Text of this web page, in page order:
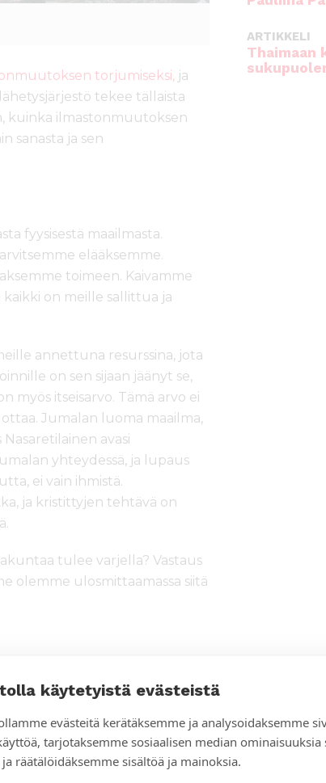
käytetyistä evästeistä
evästeitä kerätäksemme ja analysoidaksemme
tarjotaksemme sosiaalisen median ominaisuuksia
räätälöidäksemme sisältöä ja mainoksia.
torjumiseksi, ja
tekee tällaista
kuinka ilmastonmuutoksen
sanasta ja sen
fyysisestä maailmasta.
elääksemme.
toimeen. Kaivamme
on meille sallittua ja
annettuna resurssina, jota
on sen sijaan jäänyt se,
itseisarvo. Tämä arvo ei
Jumalan luoma maailma,
avasi
yhteydessä, ja lupaus
ei vain ihmistä.
ja kristittyjen tehtävä on
tulee varjella? Vastaus
olemme ulosmittaamassa siitä
eniten kaikkein
Sään ääri-ilmiöt ja
perheeltä ruoan,
paeta vastuutamme toisista
heikkoja, köyhiä ja sorrettuja
ARTIKKELI
Thaimaan